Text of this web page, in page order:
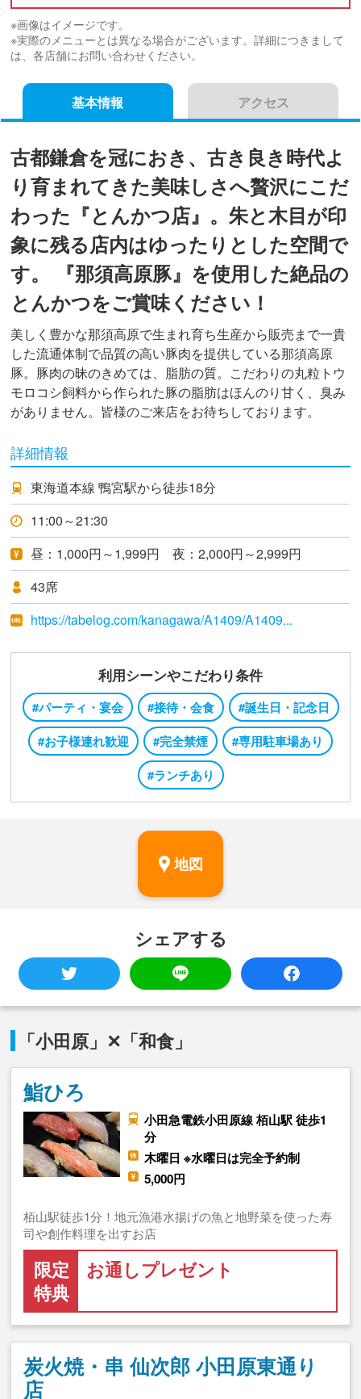
※画像はイメージです。
※実際のメニューとは異なる場合がございます。詳細につきまして
は、各店舗にお問い合わせください。
基本情報 アクセス
古都鎌倉を冠におき、古き良き時代よ
り育まれてきた美味しさへ贅沢にこだ
わった『とんかつ店』。朱と木目が印
象に残る店内はゆったりとした空間で
す。 『那須高原豚』を使用した絶品の
とんかつをご賞味ください！
美しく豊かな那須高原で生まれ育ち生産から販売まで一貴
した流通体制で品質の高い豚肉を提供している那須高原
豚。豚肉の昧のきめては、脂肪の質。こだわりの丸粒トウ
モロコシ飼料から作られた豚の脂肪はほんのり甘く、臭み
がありません。皆様のご来店をお待ちしております。
詳細情報
東海道本線 鴨宮駅から徒歩18分
11:00～21:30
昼：1,000円～1,999円 夜：2,000円～2,999円
43席
https://tabelog.com/kanagawa/A1409/A1409...
利用シーンやこだわり条件
#パーティ・宴会 #接待・会食
#誕生日・記念日
#お子様連れ歓迎
#完全禁煙
#専用駐車場あり
#ランチあり
地図
シェアする
「小田原」✕「和食」
鮨ひろ
小田急電鉄小田原線 栢山駅 徒歩1
分
木曜日 ※水曜日は完全予約制
5,000円
栢山駅徒歩1分！地元漁港水揚げの魚と地野菜を使った寿
司や創作料理を出すお店
限定
特典
お通しプレゼント
炭火焼・串 仙次郎 小田原東通り
店